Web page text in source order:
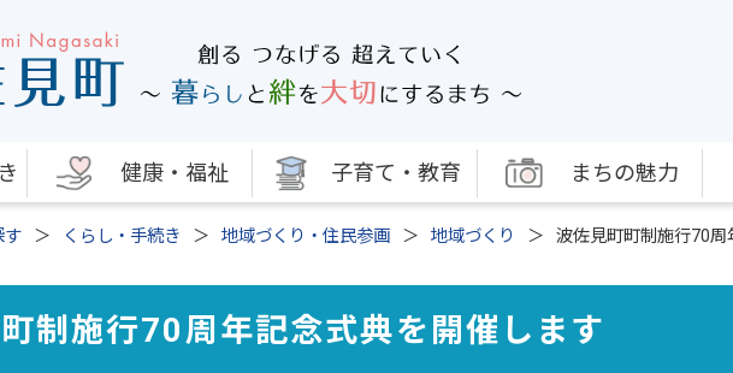
健康・福祉 子育て・教育 まちの魅力
す くらし・手続き 地域づくり・住民参画 地域づくり 波佐見町町制施行70
制施行70周年記念式典を開催します